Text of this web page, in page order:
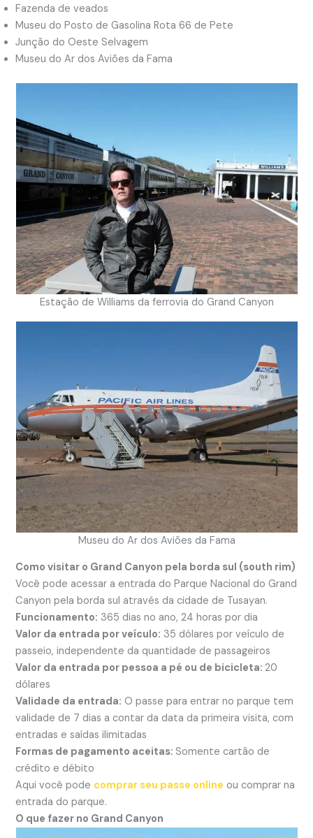
Fazenda de veados
Museu do Posto de Gasolina Rota 66 de Pete
Junção do Oeste Selvagem
Museu do Ar dos Aviões da Fama
Estação de Williams da ferrovia do Grand Canyon
Museu do Ar dos Aviões da Fama
Como visitar o Grand Canyon pela borda sul (south rim)
Você pode acessar a entrada do Parque Nacional do Grand
Canyon pela borda sul através da cidade de Tusayan.
Funcionamento: 365 dias no ano, 24 horas por dia
Valor da entrada por veículo: 35 dólares por veículo de
passeio, independente da quantidade de passageiros
Valor da entrada por pessoa a pé ou de bicicleta:20
dólares
Validade da entrada: O passe para entrar no parque tem
validade de 7 dias a contar da data da primeira visita, com
entradas e saídas ilimitadas
Formas de pagamento aceitas: Somente cartão de
crédito e débito
Aqui você pode comprar seu passe online ou comprar na
entrada do parque.
O que fazer no Grand Canyon